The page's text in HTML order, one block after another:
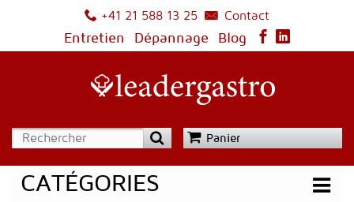
+41 21 588 13 25
Contact
Entretien
Dépannage Blog
Panier
CATÉGORIES